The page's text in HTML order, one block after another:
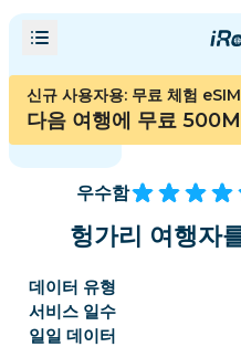
신규 사용자용: 무료 체험 eSIM
다음 여행에 무료
우수함
헝가리 여행자
데이터 유형
서비스 일수
일일 데이터